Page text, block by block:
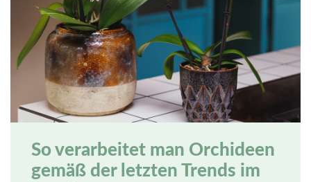
So verarbeitet man Orchideen
gemäß der letzten Trends im